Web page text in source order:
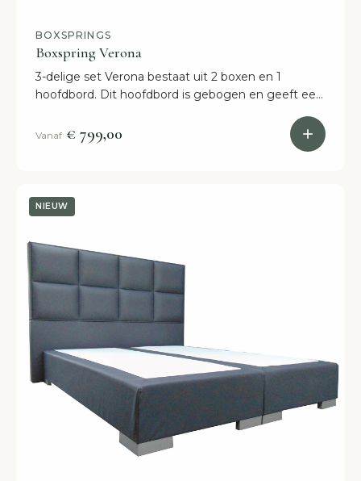
BOXSPRINGS
Boxspring Verona
3-delige set Verona bestaat uit 2 boxen en 1
hoofdbord. Dit hoofdbord is gebogen en geeft een
huis!
Vanaf € 799,00
NIEUW